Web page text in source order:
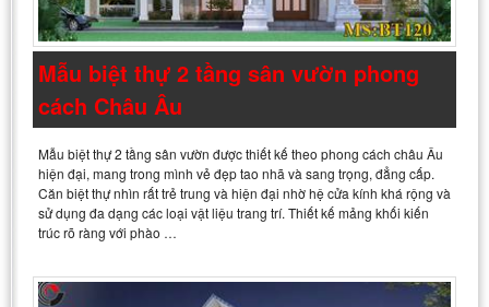
Mẫu biệt thự 2 tầng sân vườn phong
cách Châu Âu
Mẫu biệt thự 2 tầng sân vườn được thiết kế theo phong cách châu Âu
hiện đại, mang trong mình vẻ đẹp tao nhã và sang trọng, đẳng cấp.
Căn biệt thự nhìn rất trẻ trung và hiện đại nhờ hệ cửa kính khá rộng và
sử dụng đa dạng các loại vật liệu trang trí. Thiết kế mảng khối kiến
trúc rõ ràng với phào …